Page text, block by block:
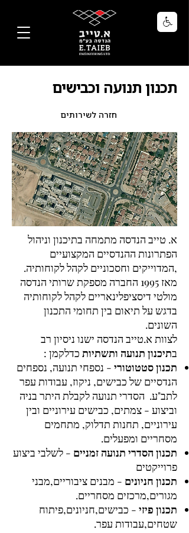
תכנון תנועה וכבישים
חזרה לשירותים
א. טייב הנדסה מתמחה בתיכנון וניהול
הפתרונות ההנדסיים המקצועיים
,המדוייקים וחסכוניים לקהל לקוחותיה.
מאז 1995 החברה מספקת שרותי הנדסה
מולטי דיסציפלינאריים לקהל לקוחותיה
בדגש על תיאום בין תחומי התכנון
השונים.
לצוות א.טייב הנדסה ישנו ניסיון רב
בתיכנון תנועה ותשתיות כדלקמן :
תכנון סטטוטורי - נספחי תנועה, נספחים
הנדסיים של כבישים, ניקוז, עבודות עפר
לתב"ע. הסדרי תנועה לקבלת היתר בניה
וביצוע - צמתים, כבישים עירוניים ובין
עירוניים, תחנות תדלוק, מתחמים
מסחריים ומפעלים.
תכנון הסדרי תנועה זמניים - לשלבי ביצוע
פרוייקטים
תכנון חניונים - מבנים ציבוריים,מבני
מגורים,מרכזים מסחריים.
תכנון פיזי - כבישים,חניונים,פיתוח
שטחים,עבודות עפר.